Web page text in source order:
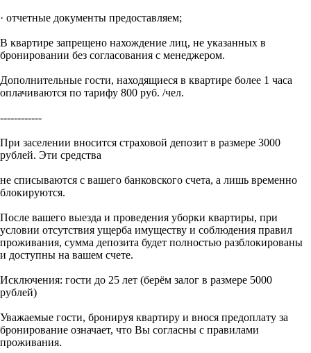
· отчетные документы предоставляем;
В квартире запрещено нахождение лиц, не указанных в
бронировании без согласования с менеджером.
Дополнительные гости, находящиеся в квартире более 1 часа
оплачиваются по тарифу 800 руб. /чел.
------------
При заселении вносится страховой депозит в размере 3000
рублей. Эти средства
не списываются с вашего банковского счета, а лишь временно
блокируются.
После вашего выезда и проведения уборки квартиры, при
условии отсутствия ущерба имуществу и соблюдения правил
проживания, сумма депозита будет полностью разблокированы
и доступны на вашем счете.
Исключения: гости до 25 лет (берём залог в размере 5000
рублей)
Уважаемые гости, бронируя квартиру и внося предоплату за
бронирование означает, что Вы согласны с правилами
проживания.